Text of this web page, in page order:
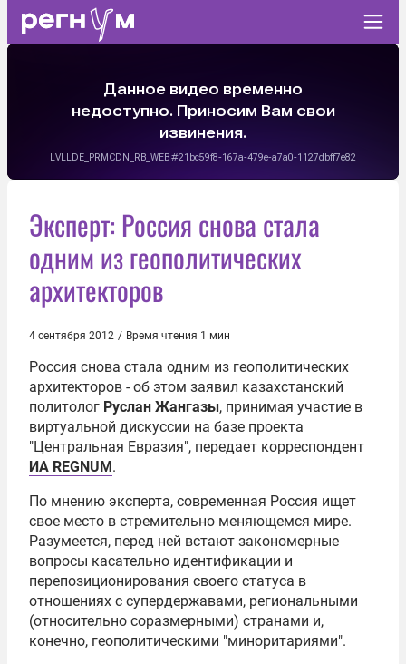
Эксперт: Россия снова стала
одним из геополитических
архитекторов
4 сентября 2012 / Время чтения 1 мин
Россия снова стала одним из геополитических
архитекторов - об этом заявил казахстанский
политолог Руслан Жангазы, принимая участие в
виртуальной дискуссии на базе проекта
"Центральная Евразия", передает корреспондент
ИА REGNUM.
По мнению эксперта, современная Россия ищет
свое место в стремительно меняющемся мире.
Разумеется, перед ней встают закономерные
вопросы касательно идентификации и
перепозиционирования своего статуса в
отношениях с супердержавами, региональными
(относительно соразмерными) странами и,
конечно, геополитическими "миноритариями".